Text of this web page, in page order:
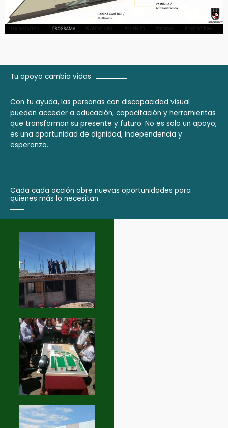
Tu apoyo cambia vidas
Con tu ayuda, las personas con discapacidad visual
pueden acceder a educación, capacitación y herramientas
que transforman su presente y futuro. No es solo un apoyo,
es una oportunidad de dignidad, independencia y
esperanza.
Cada cada acción abre nuevas oportunidades para
quienes más lo necesitan.